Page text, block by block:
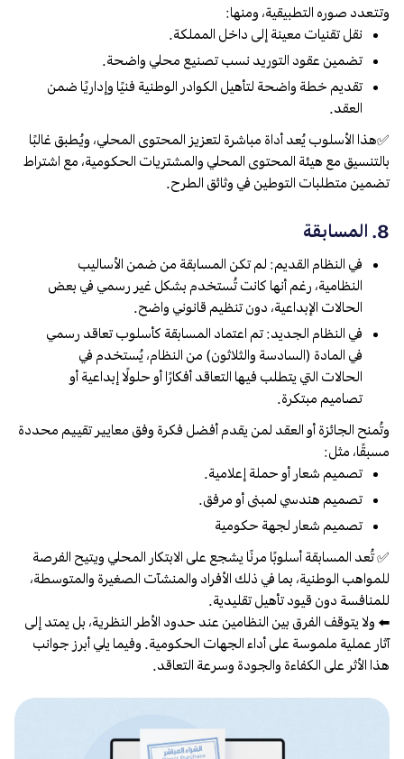
وتتعدد صوره التطبيقية، ومنها:
نقل تقنيات معينة إلى داخل المملكة.
تضمين عقود التوريد نسب تصنيع محلي واضحة.
تقديم خطة واضحة لتأهيل الكوادر الوطنية فنيًا وإداريًا ضمن
العقد.
✅هذا الأسلوب يُعد أداة مباشرة لتعزيز المحتوى المحلي، ويُطبق غالبًا
بالتنسيق مع هيئة المحتوى المحلي والمشتريات الحكومية، مع اشتراط
تضمين متطلبات التوطين في وثائق الطرح.
8. المسابقة
في النظام القديم: لم تكن المسابقة من ضمن الأساليب
النظامية، رغم أنها كانت تُستخدم بشكل غير رسمي في بعض
الحالات الإبداعية، دون تنظيم قانوني واضح.
في النظام الجديد: تم اعتماد المسابقة كأسلوب تعاقد رسمي
في المادة (السادسة والثلاثون) من النظام، يُستخدم في
الحالات التي يتطلب فيها التعاقد أفكارًا أو حلولًا إبداعية أو
تصاميم مبتكرة.
وتُمنح الجائزة أو العقد لمن يقدم أفضل فكرة وفق معايير تقييم محددة
مسبقًا، مثل:
تصميم شعار أو حملة إعلامية.
تصميم هندسي لمبنى أو مرفق.
تصميم شعار لجهة حكومية
✅ تُعد المسابقة أسلوبًا مرنًا يشجع على الابتكار المحلي ويتيح الفرصة
للمواهب الوطنية، بما في ذلك الأفراد والمنشآت الصغيرة والمتوسطة،
للمنافسة دون قيود تأهيل تقليدية.
⬅️ ولا يتوقف الفرق بين النظامين عند حدود الأطر النظرية، بل يمتد إلى
آثار عملية ملموسة على أداء الجهات الحكومية. وفيما يلي أبرز جوانب
هذا الأثر على الكفاءة والجودة وسرعة التعاقد.